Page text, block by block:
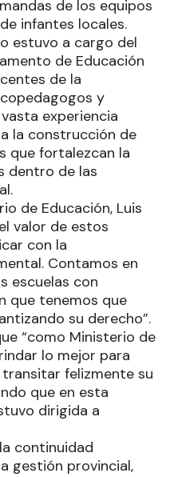
de los equipos
infantes locales.
estuvo a cargo del
de Educación
de la
y
experiencia
la construcción de
que fortalezcan la
dentro de las
de Educación, Luis
valor de estos
con la
Contamos en
escuelas con
que tenemos que
su derecho”.
“como Ministerio de
lo mejor para
felizmente su
que en esta
dirigida a
continuidad
gestión provincial,